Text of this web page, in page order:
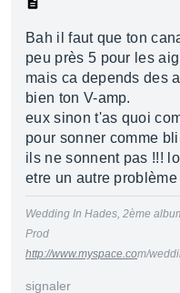
Bah il faut que ton
peu près 5 pour les
mais ca depends des
bien ton V-amp.
eux sinon t'as quoi
pour sonner comme
ils ne sonnent pas !!!
etre un autre problème
Wedding In Hades, 2ème
Prod
http://www.myspace.com/
signaler